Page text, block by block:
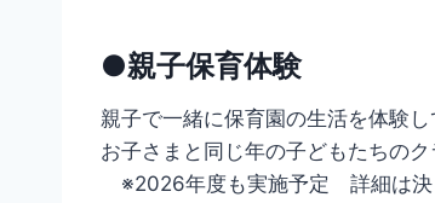
●親子保育体験
親子で一緒に保育園の生活を体験し
お子さまと同じ年の子どもたちの
※2026年度も実施予定 詳細は決